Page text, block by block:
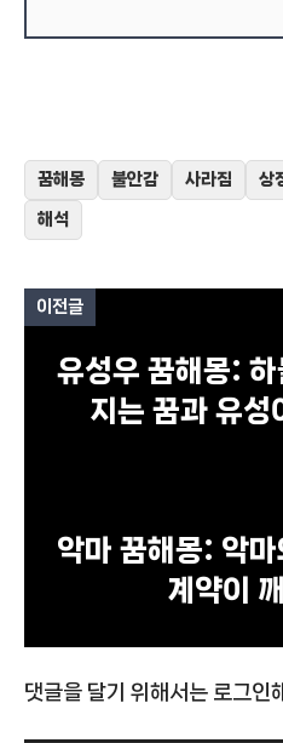
꿈해몽 불안감 사라짐 상
해석
이전글
유성우 꿈해몽:
지는 꿈과 유성
악마 꿈해몽: 악
계약이
댓글을 달기 위해서는 로그인